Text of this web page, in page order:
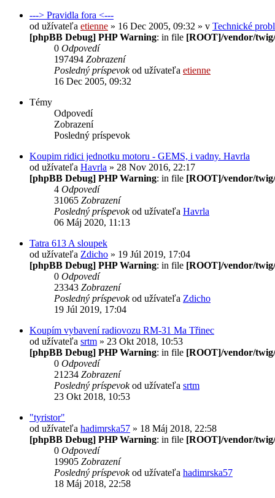
---> Pravidla fora <---
od užívateľa etienne » 16 Dec 2005, 09:32 » v Technické
[phpBB Debug] PHP Warning: in file [ROOT]/vendor/
0 Odpovedí
197494 Zobrazení
Posledný príspevokod užívateľa etienne
16 Dec 2005, 09:32
Témy
Odpovedí
Zobrazení
Posledný príspevok
Koupim ridici jednotku motoru - GEMS, i vadny. Havrla
od užívateľa Havrla » 28 Nov 2016, 22:17
[phpBB Debug] PHP Warning: in file [ROOT]/vendor/
4 Odpovedí
31065 Zobrazení
Posledný príspevokod užívateľa Havrla
06 Máj 2020, 11:13
Tatra 613 A sloupek
od užívateľa Zdicho » 19 Júl 2019, 17:04
[phpBB Debug] PHP Warning: in file [ROOT]/vendor/
0 Odpovedí
23343 Zobrazení
Posledný príspevokod užívateľa Zdicho
19 Júl 2019, 17:04
Koupím vybavení radiovozu RM-31 Ma Třinec
od užívateľa srtm » 23 Okt 2018, 10:53
[phpBB Debug] PHP Warning: in file [ROOT]/vendor/
0 Odpovedí
21234 Zobrazení
Posledný príspevokod užívateľa srtm
23 Okt 2018, 10:53
"tyristor"
od užívateľa hadimrska57 » 18 Máj 2018, 22:58
[phpBB Debug] PHP Warning: in file [ROOT]/vendor/
0 Odpovedí
19905 Zobrazení
Posledný príspevokod užívateľa hadimrska57
18 Máj 2018, 22:58